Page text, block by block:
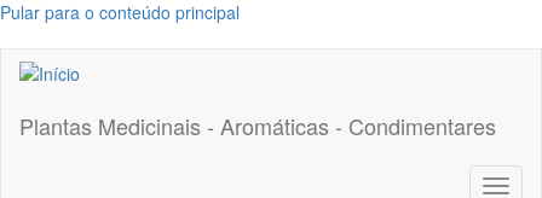
Pular para o conteúdo principal
Plantas Medicinais - Aromáticas - Condimentares